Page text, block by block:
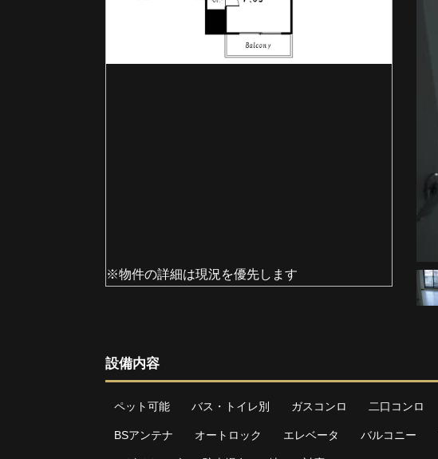
※物件の詳細は現況を優先します
設備内容
ペット可能 バス・トイレ別 ガスコンロ 二口コンロ
BSアンテナ オートロック エレベータ バルコニー